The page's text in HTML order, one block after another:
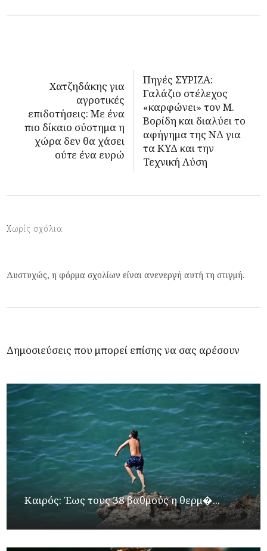
Χατζηδάκης για
αγροτικές
επιδοτήσεις: Με ένα
πιο δίκαιο σύστημα η
χώρα δεν θα χάσει
ούτε ένα ευρώ
Πηγές ΣΥΡΙΖΑ:
Γαλάζιο στέλεχος
«καρφώνει» τον Μ.
Βορίδη και διαλύει το
αφήγημα της ΝΔ για
τα ΚΥΔ και την
Τεχνική Λύση
Χωρίς σχόλια
Δυστυχώς, η φόρμα σχολίων είναι ανενεργή αυτή τη στιγμή.
Δημοσιεύσεις που μπορεί επίσης να σας αρέσουν
Καιρός: Έως τους 38 βαθμούς η θερμ�...